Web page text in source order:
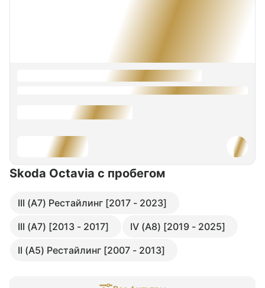
Skoda Octavia с пробегом
III (A7) Рестайлинг [2017 - 2023]
III (A7) [2013 - 2017]
IV (A8) [2019 - 2025]
II (A5) Рестайлинг [2007 - 2013]